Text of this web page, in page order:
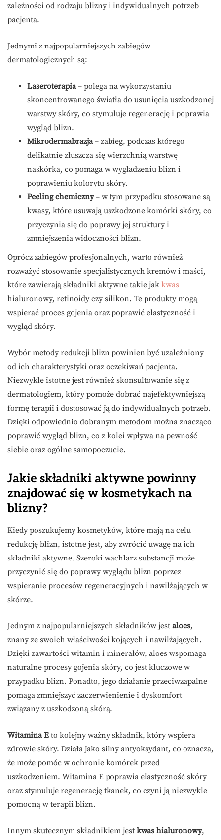
zależności od rodzaju blizny i indywidualnych potrzeb
pacjenta.
Jednymi z najpopularniejszych zabiegów
dermatologicznych są:
Laseroterapia– polega na wykorzystaniu
skoncentrowanego światła do usunięcia uszkodzonej
warstwy skóry, co stymuluje regenerację i poprawia
wygląd blizn.
Mikrodermabrazja– zabieg, podczas którego
delikatnie złuszcza się wierzchnią warstwę
naskórka, co pomaga w wygładzeniu blizn i
poprawieniu kolorytu skóry.
Peeling chemiczny– w tym przypadku stosowane są
kwasy, które usuwają uszkodzone komórki skóry, co
przyczynia się do poprawy jej struktury i
zmniejszenia widoczności blizn.
Oprócz zabiegów profesjonalnych, warto również
rozważyć stosowanie specjalistycznych kremów i maści,
które zawierają składniki aktywne takie jak kwas
hialuronowy, retinoidy czy silikon. Te produkty mogą
wspierać proces gojenia oraz poprawić elastyczność i
wygląd skóry.
Wybór metody redukcji blizn powinien być uzależniony
od ich charakterystyki oraz oczekiwań pacjenta.
Niezwykle istotne jest również skonsultowanie się z
dermatologiem, który pomoże dobrać najefektywniejszą
formę terapii i dostosować ją do indywidualnych potrzeb.
Dzięki odpowiednio dobranym metodom można znacząco
poprawić wygląd blizn, co z kolei wpływa na pewność
siebie oraz ogólne samopoczucie.
Jakie składniki aktywne powinny
znajdować się w kosmetykach na
blizny?
Kiedy poszukujemy kosmetyków, które mają na celu
redukcję blizn, istotne jest, aby zwrócić uwagę na ich
składniki aktywne. Szeroki wachlarz substancji może
przyczynić się do poprawy wyglądu blizn poprzez
wspieranie procesów regeneracyjnych i nawilżających w
skórze.
Jednym z najpopularniejszych składników jest aloes,
znany ze swoich właściwości kojących i nawilżających.
Dzięki zawartości witamin i minerałów, aloes wspomaga
naturalne procesy gojenia skóry, co jest kluczowe w
przypadku blizn. Ponadto, jego działanie przeciwzapalne
pomaga zmniejszyć zaczerwienienie i dyskomfort
związany z uszkodzoną skórą.
Witamina E to kolejny ważny składnik, który wspiera
zdrowie skóry. Działa jako silny antyoksydant, co oznacza,
że może pomóc w ochronie komórek przed
uszkodzeniem. Witamina E poprawia elastyczność skóry
oraz stymuluje regenerację tkanek, co czyni ją niezwykle
pomocną w terapii blizn.
Innym skutecznym składnikiem jest kwas hialuronowy,